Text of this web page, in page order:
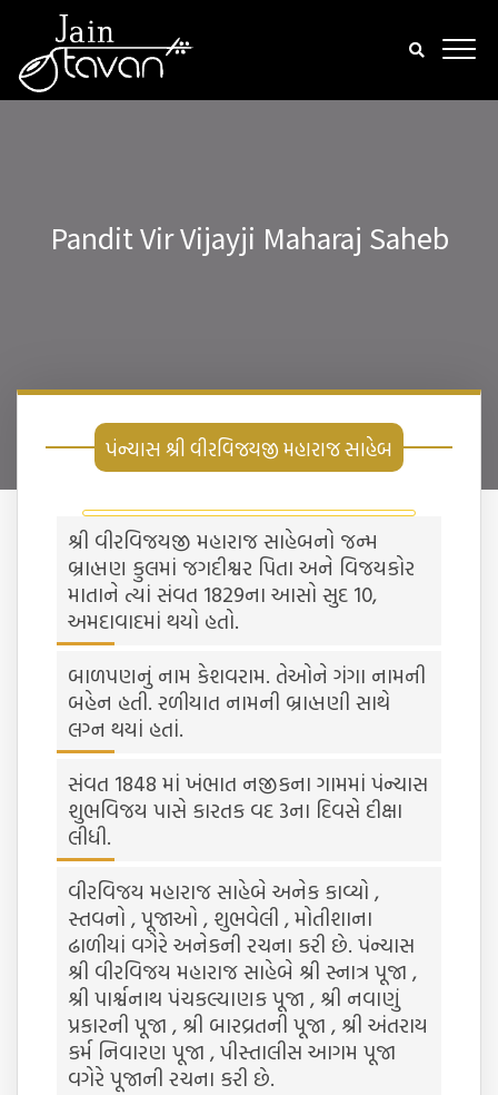
Pandit Vir Vijayji Maharaj Saheb
પંન્યાસ શ્રી વીરવિજયજી મહારાજ સાહેબ
શ્રી વીરવિજયજી મહારાજ સાહેબનો જન્મ
બ્રાહ્મણ કુલમાં જગદીશ્વર પિતા અને વિજયકોર
માતાને ત્યાં સંવત 1829ના આસો સુદ 10,
અમદાવાદમાં થયો હતો.
બાળપણનું નામ કેશવરામ. તેઓને ગંગા નામની
બહેન હતી. રળીયાત નામની બ્રાહ્મણી સાથે
લગ્ન થયાં હતાં.
સંવત 1848 માં ખંભાત નજીકના ગામમાં પંન્યાસ
શુભવિજય પાસે કારતક વદ 3ના દિવસે દીક્ષા
લીધી.
વીરવિજય મહારાજ સાહેબે અનેક કાવ્યો ,
સ્તવનો , પૂજાઓ , શુભવેલી , મોતીશાના
ઢાળીયાં વગેરે અનેકની રચના કરી છે. પંન્યાસ
શ્રી વીરવિજય મહારાજ સાહેબે શ્રી સ્નાત્ર પૂજા ,
શ્રી પાર્શ્વનાથ પંચકલ્યાણક પૂજા , શ્રી નવાણું
પ્રકારની પૂજા , શ્રી બારવ્રતની પૂજા , શ્રી અંતરાય
કર્મ નિવારણ પૂજા , પીસ્તાલીસ આગમ પૂજા
વગેરે પૂજાની રચના કરી છે.